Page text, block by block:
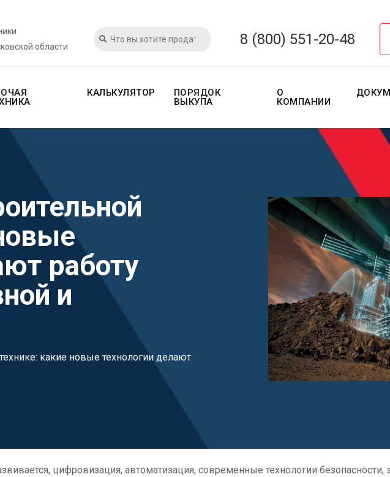
области
8 (800) 551-20-48
КАЛЬКУЛЯТОР
ПОРЯДОК
ВЫКУПА
О
КОМПАНИИ
работу
и
какие новые технологии делают
цифровизация, автоматизация, современные технологии безопасности,